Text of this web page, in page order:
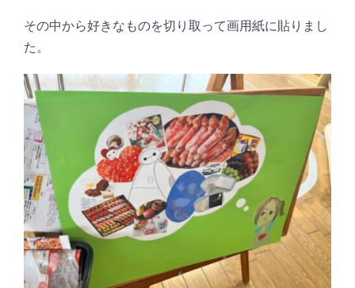
その中から好きなものを切り取って画用紙に貼りまし
た。